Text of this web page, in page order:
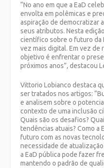
“No ano em que a EaD
envolta em polêmicas e
aspiração de democratizar
seus atributos. Nesta
científico sobre o futuro da
vez mais digital. Em vez de
objetivo é enfrentar o
próximos anos”, destacou
Vittorio Lobianco destaca
ser tratados nos artigos:
e analisem sobre o
contexto de uma inclusão
Quais são os desafios?
tendências atuais? Como a
futuro com as novas
necessidade de
a EaD pública pode fazer
mantendo o padrão de